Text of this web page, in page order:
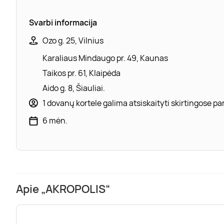
Svarbi informacija
Ozo g. 25, Vilnius
Karaliaus Mindaugo pr. 49, Kaunas
Taikos pr. 61, Klaipėda
Aido g. 8, Šiauliai.
1 dovanų kortele galima atsiskaityti skirtingose
6 mėn.
Apie „AKROPOLIS“